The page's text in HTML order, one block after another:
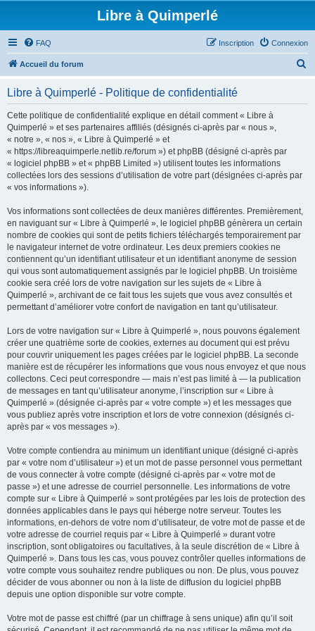
Libre à Quimperlé
FAQ Connexion
Inscription
Accueil du forum
Libre à Quimperlé - Politique de confidentialité
Cette politique de confidentialité explique en détail comment « Libre à
Quimperlé » et ses partenaires affiliés (désignés ci-après par « nous »,
« notre », « nos », « Libre à Quimperlé » et
« https://libreaquimperle.netlib.re/forum ») et phpBB (désigné ci-après par
« logiciel phpBB » et « phpBB Limited ») utilisent toutes les informations
collectées lors des sessions d’utilisation de votre part (désignées ci-après par
« vos informations »).
Vos informations sont collectées de deux manières différentes. Premièrement,
en naviguant sur « Libre à Quimperlé », le logiciel phpBB génèrera un certain
nombre de cookies qui sont de petits fichiers téléchargés temporairement par
le navigateur internet de votre ordinateur. Les deux premiers cookies ne
contiennent qu’un identifiant utilisateur et un identifiant anonyme de session
qui vous sont automatiquement assignés par le logiciel phpBB. Un troisième
cookie sera créé lors de votre navigation sur les sujets de « Libre à
Quimperlé », archivant de ce fait tous les sujets que vous avez consultés et
permettant d’améliorer votre confort de navigation en tant qu’utilisateur.
Lors de votre navigation sur « Libre à Quimperlé », nous pouvons également
créer une quatrième sorte de cookies, externes au document qui est prévu
pour couvrir uniquement les pages créées par le logiciel phpBB. La seconde
manière est de récupérer les informations que vous nous envoyez et que nous
collectons. Ceci peut correspondre — mais n’est pas limité à — la publication
de messages en tant qu’utilisateur anonyme, l’inscription sur « Libre à
Quimperlé » (désignée ci-après par « votre compte ») et les messages que
vous publiez après votre inscription et lors de votre connexion (désignés ci-
après par « vos messages »).
Votre compte contiendra au minimum un identifiant unique (désigné ci-après
par « votre nom d’utilisateur ») et un mot de passe personnel vous permettant
de vous connecter à votre compte (désigné ci-après par « votre mot de
passe ») et une adresse de courriel personnelle. Les informations de votre
compte sur « Libre à Quimperlé » sont protégées par les lois de protection des
données applicables dans le pays qui héberge notre serveur. Toutes les
informations, en-dehors de votre nom d’utilisateur, de votre mot de passe et de
votre adresse de courriel requis par « Libre à Quimperlé » durant votre
inscription, sont obligatoires ou facultatives, à la seule discrétion de « Libre à
Quimperlé ». Dans tous les cas, vous pouvez contrôler quelles informations de
votre compte vous souhaitez rendre publiques ou non. De plus, vous pouvez
décider de vous abonner ou non à la liste de diffusion du logiciel phpBB
depuis une option disponible sur votre compte.
Votre mot de passe est chiffré (par un chiffrage à sens unique) afin qu’il soit